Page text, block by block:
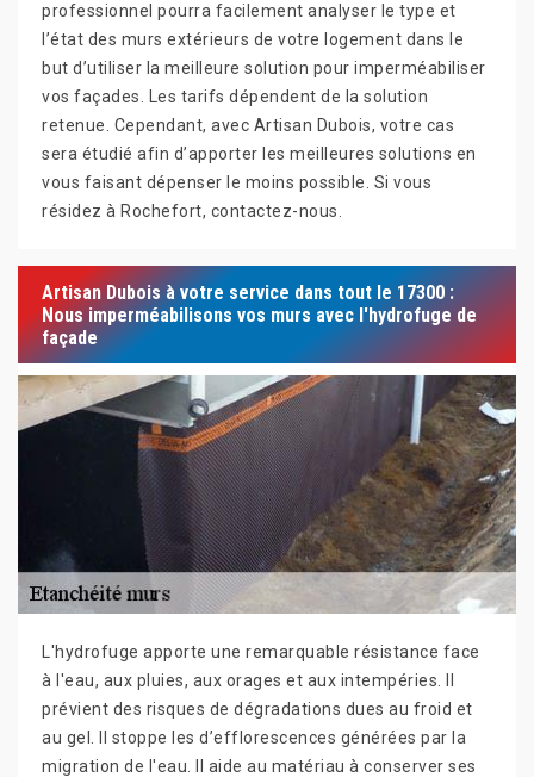
professionnel pourra facilement analyser le type et
l’état des murs extérieurs de votre logement dans le
but d’utiliser la meilleure solution pour imperméabiliser
vos façades. Les tarifs dépendent de la solution
retenue. Cependant, avec Artisan Dubois, votre cas
sera étudié afin d’apporter les meilleures solutions en
vous faisant dépenser le moins possible. Si vous
résidez à Rochefort, contactez-nous.
Artisan Dubois à votre service dans tout le 17300 :
Nous imperméabilisons vos murs avec l'hydrofuge de
façade
L'hydrofuge apporte une remarquable résistance face
à l'eau, aux pluies, aux orages et aux intempéries. Il
prévient des risques de dégradations dues au froid et
au gel. Il stoppe les d’efflorescences générées par la
migration de l'eau. Il aide au matériau à conserver ses